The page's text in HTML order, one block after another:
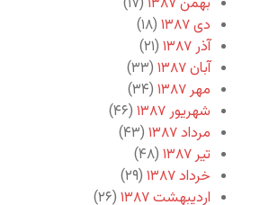
دی ۱۳۸۷
(۱۸)
آذر ۱۳۸۷
(۲۱)
آبان ۱۳۸۷
(۳۳)
مهر ۱۳۸۷
(۳۴)
شهریور ۱۳۸۷
(۴۶)
مرداد ۱۳۸۷
(۴۳)
تیر ۱۳۸۷
(۴۸)
خرداد ۱۳۸۷
(۲۹)
اردیبهشت ۱۳۸۷
(۲۶)